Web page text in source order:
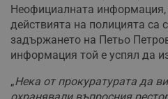
Неофициалната информация,
действията на полицията са
задържането на Петьо
информация той е успял да
„Нека от прокуратурата да